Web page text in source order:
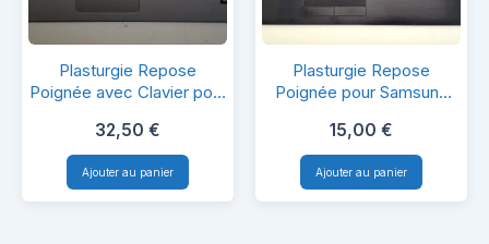
Plasturgie
Repose
Poignée
avec
Clavier
Plasturgie Repose
Poignée avec Clavier pour
32,50 €
Ajouter au panier
Plasturgie
Repose
Poignée
pour
Samsung
Plasturgie Repose
Poignée pour Samsung
15,00 €
Ajouter au panier